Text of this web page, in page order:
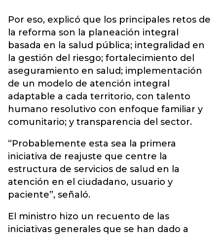
Por eso, explicó que los principales retos de
la reforma son la planeación integral
basada en la salud pública; integralidad en
la gestión del riesgo; fortalecimiento del
aseguramiento en salud; implementación
de un modelo de atención integral
adaptable a cada territorio, con talento
humano resolutivo con enfoque familiar y
comunitario; y transparencia del sector.
“Probablemente esta sea la primera
iniciativa de reajuste que centre la
estructura de servicios de salud en la
atención en el ciudadano, usuario y
paciente”, señaló.
El ministro hizo un recuento de las
iniciativas generales que se han dado a